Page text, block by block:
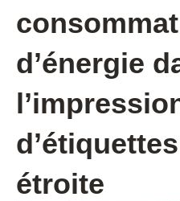
d’énergie
étroite